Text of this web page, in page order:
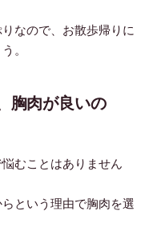
なので、お散歩帰りに
。
胸肉が良いの
むことはありません
という理由で胸肉を選